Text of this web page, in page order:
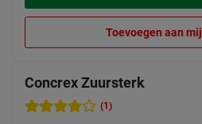
Toevoegen aan
Concrex Zuursterk
(1)